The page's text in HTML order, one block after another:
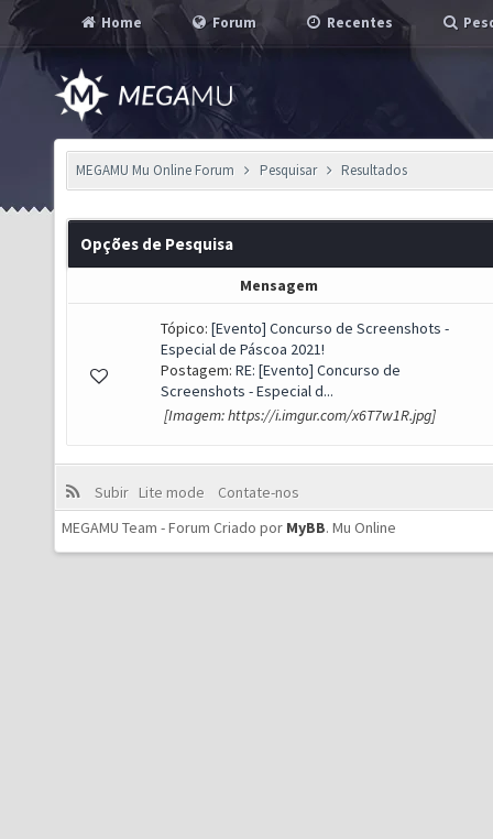
Home Forum Recentes
MEGAMU Mu Online Forum Pesquisar Resultados
Opções de Pesquisa
Mensagem
Tópico: [Evento] Concurso de Screenshots -
Especial de Páscoa 2021!
Postagem: RE: [Evento] Concurso de
Screenshots - Especial d...
[Imagem: https://i.imgur.com/x6T7w1R.jpg]
Subir Lite mode
Contate-nos
MEGAMU Team - Forum Criado por MyBB. Mu Online